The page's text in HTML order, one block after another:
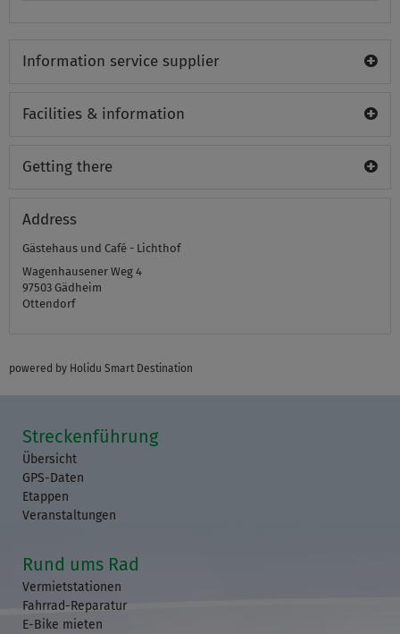
Information service supplier
Facilities & information
Getting there
Address
Gästehaus und Café - Lichthof
Wagenhausener Weg 4
97503 Gädheim
Ottendorf
powered by Holidu Smart Destination
Streckenführung
Übersicht
GPS-Daten
Etappen
Veranstaltungen
Rund ums Rad
Vermietstationen
Fahrrad-Reparatur
E-Bike mieten